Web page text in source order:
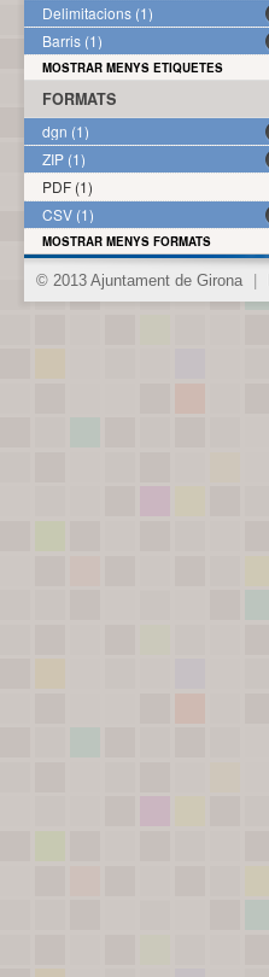
Delimitacions (1)
Barris (1)
MOSTRAR MENYS ETIQUETES
FORMATS
dgn (1)
ZIP (1)
PDF (1)
CSV (1)
MOSTRAR MENYS FORMATS
© 2013 Ajuntament de Girona